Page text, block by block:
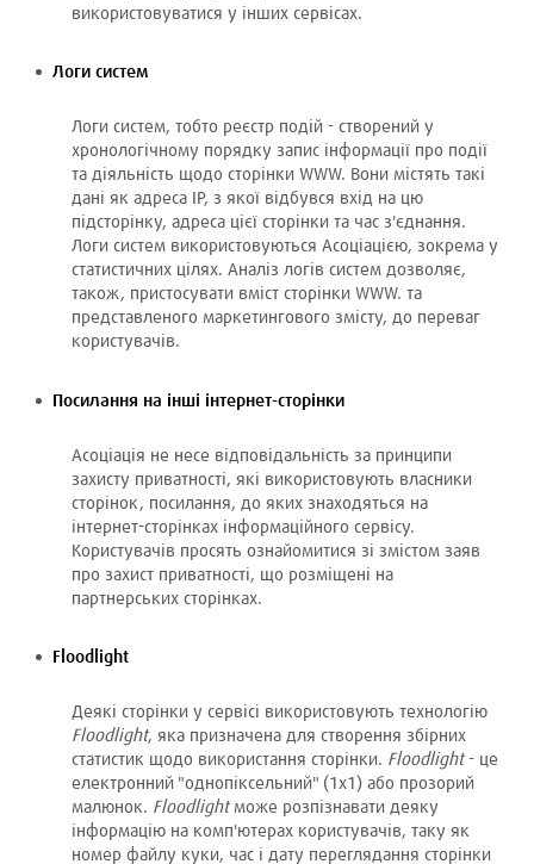
використовуватися у інших сервісах.
Логи систем
Логи систем, тобто реєстр подій - створений у
хронологічному порядку запис інформації про події
та діяльність щодо сторінки WWW. Вони містять такі
дані як адреса ІР, з якої відбувся вхід на цю
підсторінку, адреса цієї сторінки та час з'єднання.
Логи систем використовуються Асоціацією, зокрема у
статистичних цілях. Аналіз логів систем дозволяє,
також, пристосувати вміст сторінки WWW. та
представленого маркетингового змісту, до переваг
користувачів.
Посилання на інші інтернет-сторінки
Асоціація не несе відповідальність за принципи
захисту приватності, які використовують власники
сторінок, посилання, до яких знаходяться на
інтернет-сторінках інформаційного сервісу.
Користувачів просять ознайомитися зі змістом заяв
про захист приватності, що розміщені на
партнерських сторінках.
Floodlight
Деякі сторінки у сервісі використовують технологію
Floodlight, яка призначена для створення збірних
статистик щодо використання сторінки. Floodlight- це
електронний "однопіксельний" (1x1) або прозорий
малюнок. Floodlightможе розпізнавати деяку
інформацію на комп'ютерах користувачів, таку як
номер файлу куки, час і дату переглядання сторінки